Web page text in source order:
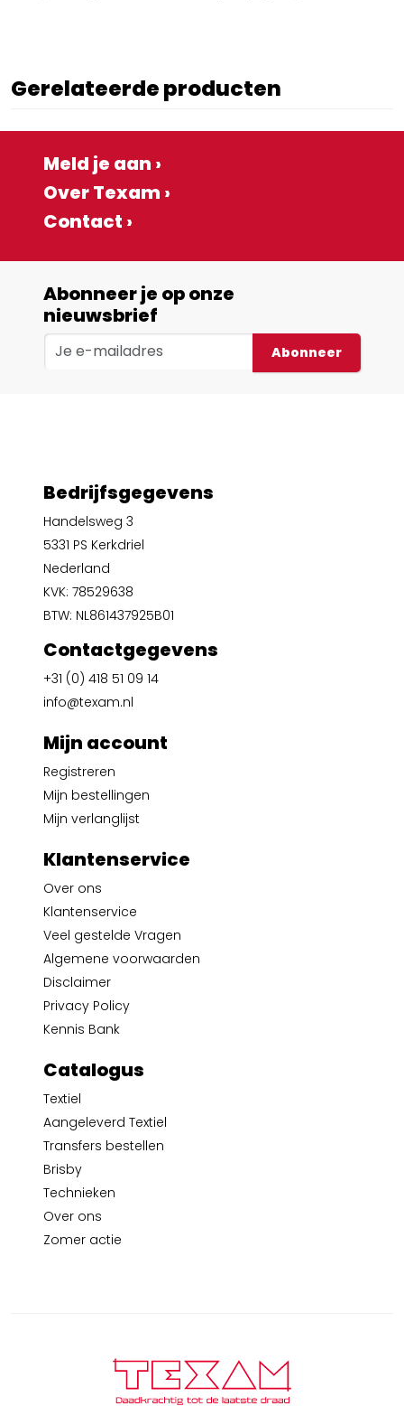
Gerelateerde producten
Meld je aan ›
Over Texam ›
Contact ›
Abonneer je op onze
nieuwsbrief
Abonneer
Bedrijfsgegevens
Handelsweg 3
5331 PS Kerkdriel
Nederland
KVK: 78529638
BTW: NL861437925B01
Contactgegevens
+31 (0) 418 51 09 14
info@texam.nl
Mijn account
Registreren
Mijn bestellingen
Mijn verlanglijst
Klantenservice
Over ons
Klantenservice
Veel gestelde Vragen
Algemene voorwaarden
Disclaimer
Privacy Policy
Kennis Bank
Catalogus
Textiel
Aangeleverd Textiel
Transfers bestellen
Brisby
Technieken
Over ons
Zomer actie